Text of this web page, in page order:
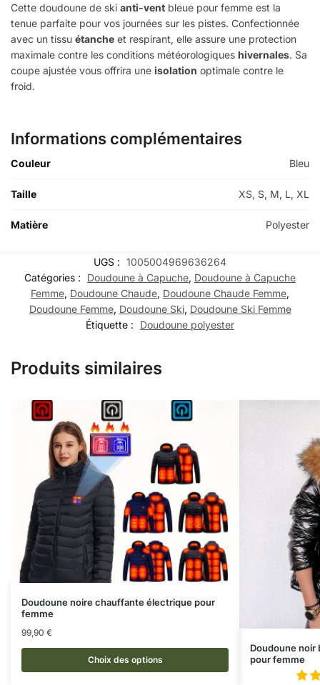
Cette doudoune de ski anti-vent bleue pour femme est la
tenue parfaite pour vos journées sur les pistes. Confectionnée
avec un tissu étanche et respirant, elle assure une protection
maximale contre les conditions météorologiques hivernales. Sa
coupe ajustée vous offrira une isolation optimale contre le
froid.
Informations complémentaires
Couleur Bleu
Taille XS, S, M, L, XL
Matière Polyester
UGS : 1005004969636264
Catégories :
Doudoune à Capuche, Doudoune à Capuche
Femme, Doudoune Chaude, Doudoune Chaude Femme,
Doudoune Femme, Doudoune Ski, Doudoune Ski Femme
Étiquette :
Doudoune polyester
Produits similaires
Doudoune noire chauffante électrique pour
femme
99,90 €
Choix des options
Doudoune noir
pour femme